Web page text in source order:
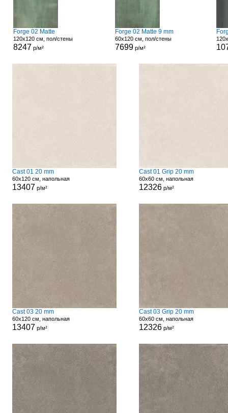
Forge 02 Matte
120x120 см, пол/стены
8247 р/м²
Forge 02 Matte 9 mm
60x120 см, пол/стены
7699р/м²
Cast 01 20 mm
60x120 см, напольная
13407 р/м²
Cast 01 Grip 20 mm
60x60 см, напольная
12326р/м²
Cast 03 20 mm
60x120 см, напольная
13407 р/м²
Cast 03 Grip 20 mm
60x60 см, напольная
12326р/м²